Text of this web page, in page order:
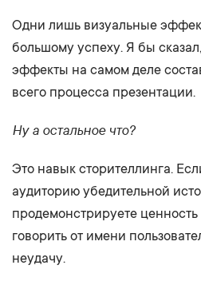
Одни лишь визуальные
большому успеху. Я бы
эффекты на самом деле
всего процесса презентации.
Ну а остальное что?
Это навык сторителлинга.
аудиторию убедительной
продемонстрируете
говорить от имени
неудачу.